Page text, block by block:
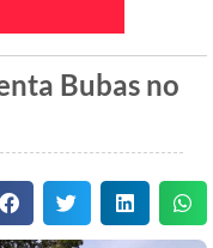
Bubas no